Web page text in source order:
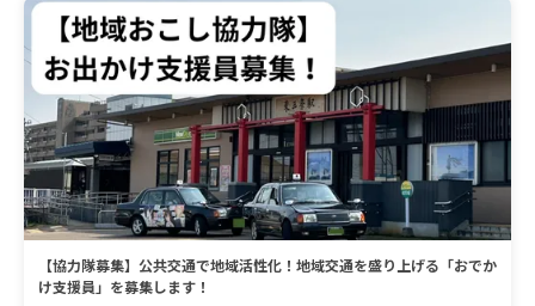
【協力隊募集】公共交通で地域活性化！地域交通を盛り上げる「おでか
け支援員」を募集します！